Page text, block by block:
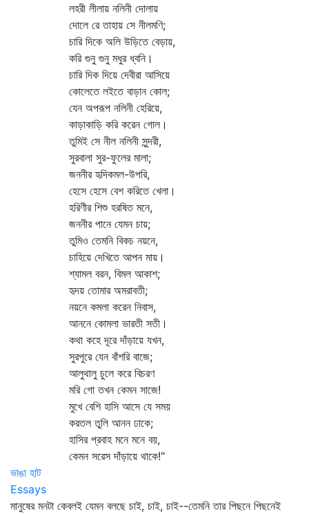
লহরী লীলায় নলিনী দোলায়
দোলে রে তাহায় সে নীলমণি;
চারি দিকে অলি উড়িতে বেড়ায়,
করি গুনু গুনু মধুর ধ্বনি।
চারি দিক দিয়ে দেবীরা আসিয়ে
কোলেতে লইতে বাড়ান কোল;
যেন অপরূপ নলিনী হেরিয়ে,
কাড়াকাড়ি করি করেন গোল।
তুমিই সে নীল নলিনী সুন্দরী,
সুরবালা সুর-ফুলের মালা;
জননীর হৃদিকমল-উপরি,
হেসে হেসে বেশ করিতে খেলা।
হরিণীর শিশু হরষিত মনে,
জননীর পানে যেমন চায়;
তুমিও তেমনি বিকচ নয়নে,
চাহিয়ে দেখিতে আপন মায়।
শ্যামল বরন, বিমল আকাশ;
হৃদয় তোমার অমরাবতী;
নয়নে কমলা করেন নিবাস,
আননে কোমলা ভারতী সতী।
কথা কহে দূরে দাঁড়ায়ে যখন,
সুরপুরে যেন বাঁশরি বাজে;
আলুথালু চুলে করে বিচরণ
মরি গো তখন কেমন সাজে!
মুখে বেশি হাসি আসে যে সময়
করতল তুলি আনন ঢাকে;
হাসির প্রবাহ মনে মনে বয়,
কেমন সরেস দাঁড়ায়ে থাকে!"
ভাঙা হাট
Essays
মানুষের মনটা কেবলই যেমন বলছে চাই, চাই, চাই--তেমনি তার পিছনে পিছনেই